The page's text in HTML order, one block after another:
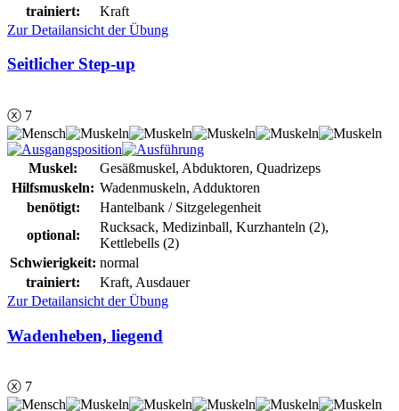
trainiert:
Kraft
Zur Detailansicht der Übung
Seitlicher Step-up
ⓧ 7
Muskel:
Gesäßmuskel, Abduktoren, Quadrizeps
Hilfsmuskeln: Wadenmuskeln, Adduktoren
benötigt:
Hantelbank / Sitzgelegenheit
optional:
Rucksack, Medizinball, Kurzhanteln (2),
Kettlebells (2)
Schwierigkeit: normal
trainiert:
Kraft, Ausdauer
Zur Detailansicht der Übung
Wadenheben, liegend
ⓧ 7